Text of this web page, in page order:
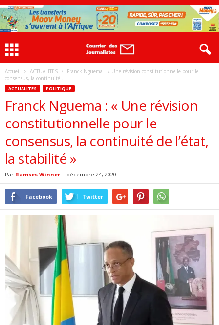
Accueil ACTUALITES
Franck Nguema : « Une révision constitutionnelle pour le
consensus, la continuité...
ACTUALITES POLITIQUE
Franck Nguema : « Une révision
constitutionnelle pour le
consensus, la continuité de l’état,
la stabilité »
Par Ramses Winner - décembre 24, 2020
Facebook Twitter